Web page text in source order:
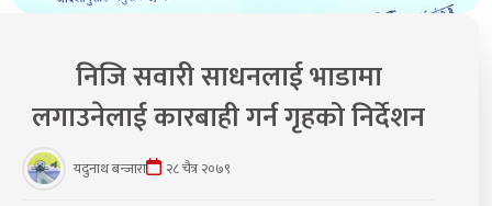
निजि सवारी साधनलाई भाडामा
लगाउनेलाई कारबाही गर्न गृहको निर्देशन
यदुनाथ बन्जारा २८ चैत्र २०७९